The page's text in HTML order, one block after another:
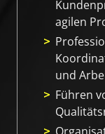
agilen
und
Führen